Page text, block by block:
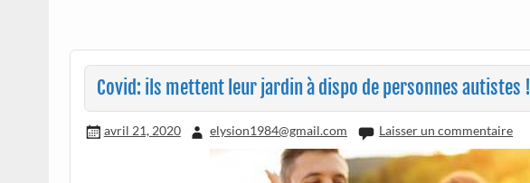
Covid: ils mettent leur jardin à dispo de personnes autistes !
avril 21, 2020 elysion1984@gmail.com Laisser un commentaire